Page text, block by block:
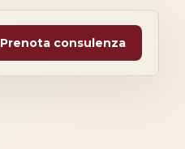
Prenota consulenza